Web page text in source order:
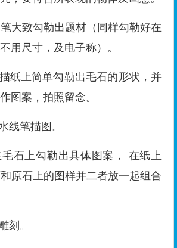
大致勾勒出题材（同样勾勒好在
用尺寸，及电子称）。
描纸上简单勾勒出毛石的形状，并
图案，拍照留念。
线笔描图。
石上勾勒出具体图案， 在纸上
原石上的图样并二者放一起组合
刻。